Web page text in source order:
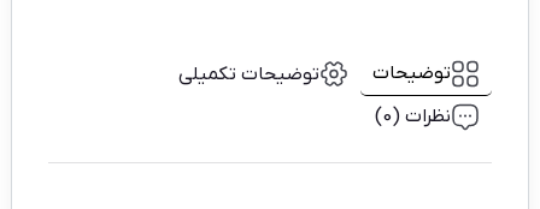
توضیحات
توضیحات تکمیلی
نظرات (0)